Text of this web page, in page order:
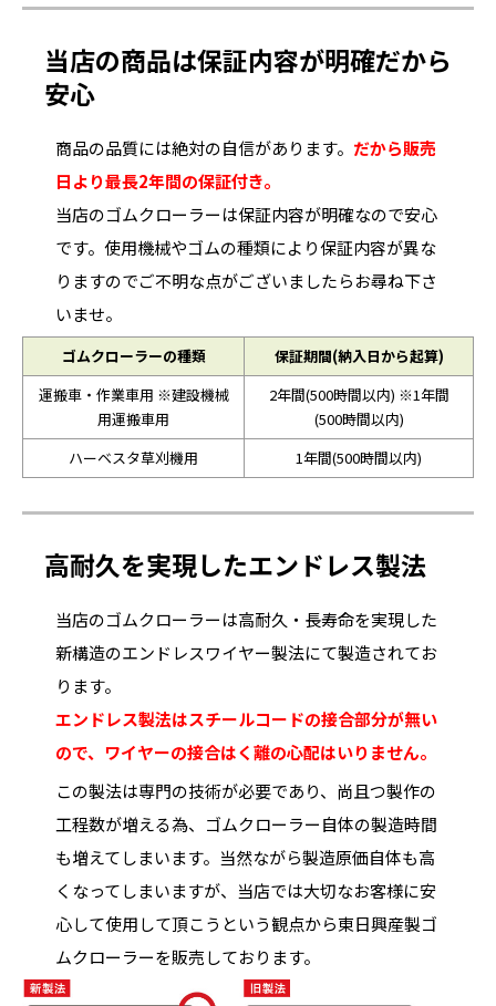
当店の商品は保証内容が明確だから
安心
商品の品質には絶対の自信があります。 だから販売
日より最長2年間の保証付き。
当店のゴムクローラーは保証内容が明確なので安心
です。使用機械やゴムの種類により保証内容が異な
りますのでご不明な点がございましたらお尋ね下さ
いませ。
ゴムクローラーの種類
保証期間(納入日から起算)
運搬車・作業車用 ※建設機械
用運搬車用
2年間(500時間以内) ※1年間
(500時間以内)
ハーベスタ草刈機用
1年間(500時間以内)
高耐久を実現したエンドレス製法
当店のゴムクローラーは高耐久・長寿命を実現した
新構造のエンドレスワイヤー製法にて製造されてお
ります。
エンドレス製法はスチールコードの接合部分が無い
ので、ワイヤーの接合はく離の心配はいりません。
この製法は専門の技術が必要であり、尚且つ製作の
工程数が増える為、ゴムクローラー自体の製造時間
も増えてしまいます。当然ながら製造原価自体も高
くなってしまいますが、当店では大切なお客様に安
心して使用して頂こうという観点から東日興産製ゴ
ムクローラーを販売しております。